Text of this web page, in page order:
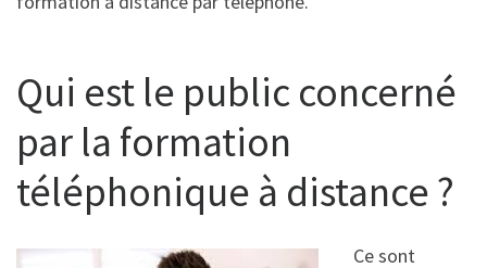
Qui est le public concerné
par la formation
téléphonique à distance ?
Ce sont